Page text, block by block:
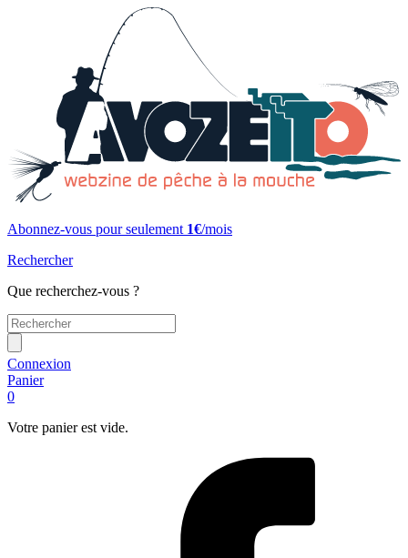
Abonnez-vous pour seulement 1€/mois
Rechercher
Que recherchez-vous ?
Connexion
Panier
0
Votre panier est vide.